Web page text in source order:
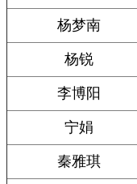
杨梦南
杨锐
李博阳
宁娟
秦雅琪